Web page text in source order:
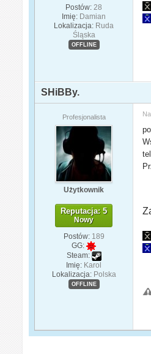
Postów: 28
Imię: Damian
Lokalizacja: Ruda
Śląska
OFFLINE
SHiBBy.
Profesjonalista
Użytkownik
Reputacja: 5
Nowy
Postów: 189
GG:
Steam:
Imię: Karol
Lokalizacja: Polska
OFFLINE